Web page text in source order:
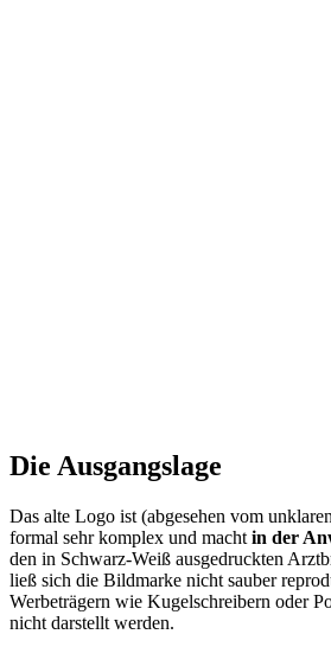
Die Ausgangslage
Das alte Logo ist (abgesehen vom
formal sehr komplex und macht in der
den in Schwarz-Weiß ausgedruckten
ließ sich die Bildmarke nicht sauber
Werbeträgern wie Kugelschreibern oder
nicht darstellt werden.